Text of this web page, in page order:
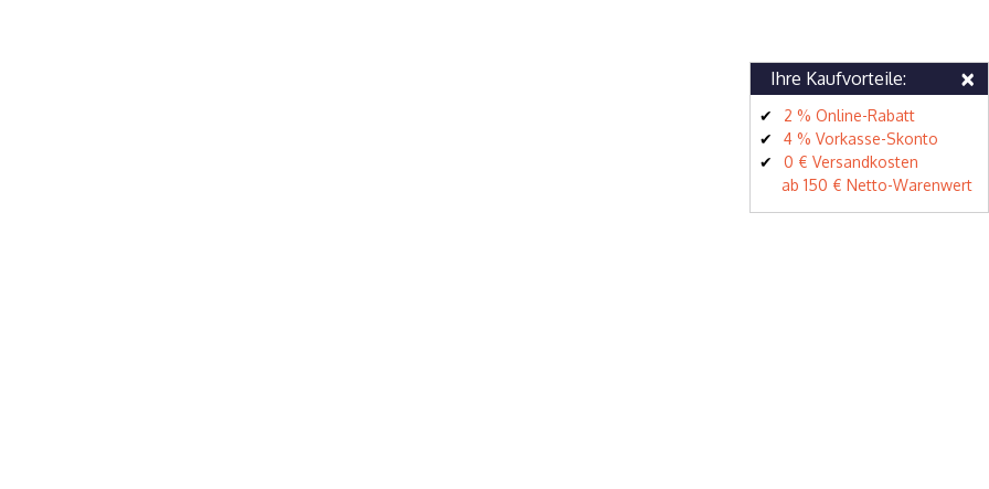
Ihre Kaufvorteile: ×
2 % Online-Rabatt
4 % Vorkasse-Skonto
0 € Versandkosten
ab 150 € Netto-Warenwert